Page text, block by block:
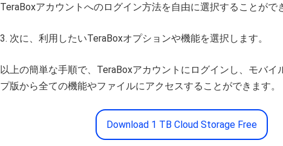
TeraBoxアカウントへのログイン方法を自由に選択することがで
次に、利用したいTeraBoxオプションや機能を選択します。
以上の簡単な手順で、TeraBoxアカウントにログインし、モバイ
プ版から全ての機能やファイルにアクセスすることができます。
Download 1 TB Cloud Storage Free